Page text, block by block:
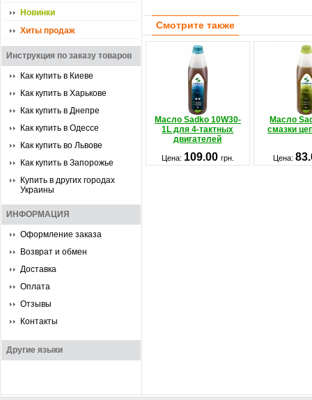
Новинки
Хиты продаж
Инструкция по заказу товаров
Как купить в Киеве
Как купить в Харькове
Как купить в Днепре
Как купить в Одессе
Как купить во Львове
Как купить в Запорожье
Купить в других городах
Украины
ИНФОРМАЦИЯ
Оформление заказа
Возврат и обмен
Доставка
Оплата
Отзывы
Контакты
Другие языки
Смотрите также
Масло Sadko 10W30-
1L для 4-тактных
двигателей
Масло
смазки
Цена: 109.00 грн. Цена: